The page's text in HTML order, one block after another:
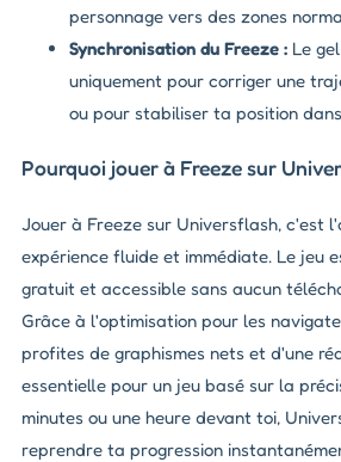
personnage vers des zones
Synchronisation du Freeze : Le
uniquement pour corriger une
ou pour stabiliser ta position
Pourquoi jouer à Freeze sur
Jouer à Freeze sur Universflash, c'est
expérience fluide et immédiate. Le jeu
gratuit et accessible sans aucun
Grâce à l'optimisation pour les
profites de graphismes nets et d'une
essentielle pour un jeu basé sur la
minutes ou une heure devant toi,
reprendre ta progression